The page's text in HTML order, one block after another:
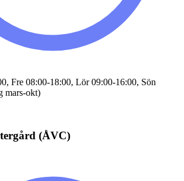
Fre 08:00-18:00, Lör 09:00-16:00, Sön
mars-okt)
(ÅVC)